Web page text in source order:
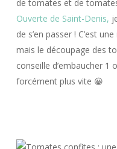
de tomates et de
Ouverte de Saint-Denis,
de s’en passer ! C’est
mais le découpage des
conseille d’embaucher 1
forcément plus vite 😀